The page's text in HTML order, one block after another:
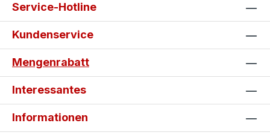
Service-Hotline
Kundenservice
Mengenrabatt
Interessantes
Informationen